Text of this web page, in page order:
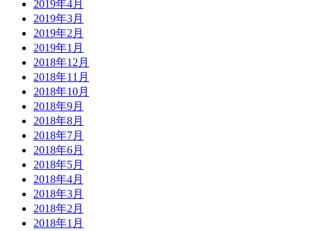
2019年4月
2019年3月
2019年2月
2019年1月
2018年12月
2018年11月
2018年10月
2018年9月
2018年8月
2018年7月
2018年6月
2018年5月
2018年4月
2018年3月
2018年2月
2018年1月